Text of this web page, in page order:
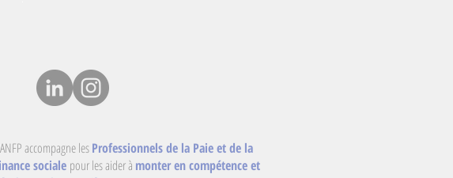
accompagne lesProfessionnels de la Paie et de la
sociale pour les aider à monter en compétence et